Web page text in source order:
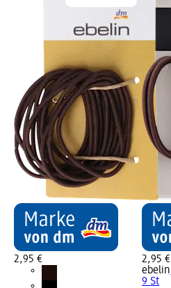
2,95 €
2,95 €
ebelin
9 St